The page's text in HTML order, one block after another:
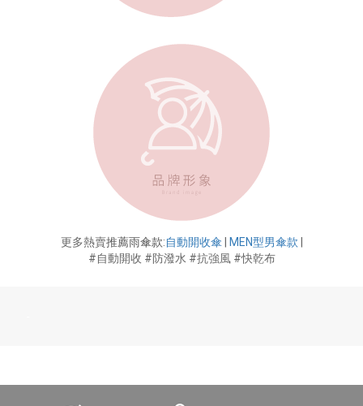
更多熱賣推薦雨傘款:自動開收傘 | MEN型男傘款 |
#自動開收 #防潑水 #抗強風 #快乾布